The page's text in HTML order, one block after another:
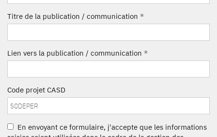
Titre de la publication / communication *
Lien vers la publication / communication *
Code projet CASD
En envoyant ce formulaire, j'accepte que les informations